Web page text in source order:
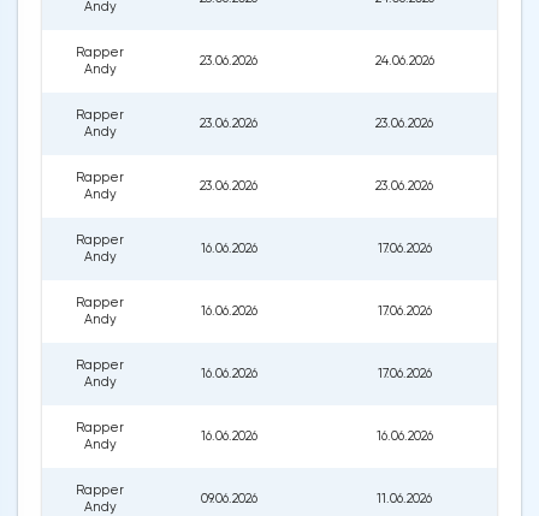
Andy
Rapper
Andy
23.06.2026 24.06.2026
Rapper
Andy
23.06.2026 23.06.2026
Rapper
Andy
23.06.2026 23.06.2026
Rapper
Andy
16.06.2026 17.06.2026
Rapper
Andy
16.06.2026 17.06.2026
Rapper
Andy
16.06.2026 17.06.2026
Rapper
Andy
16.06.2026 16.06.2026
Rapper
Andy
09.06.2026 11.06.2026